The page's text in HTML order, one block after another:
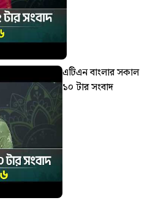
এটিএন বাংলার সকাল
১০ টার সংবাদ